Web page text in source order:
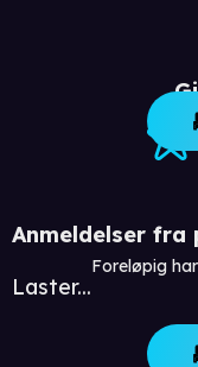
Anmeldelser fra
Laster...
Foreløpig